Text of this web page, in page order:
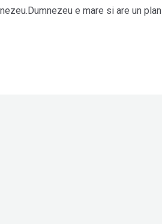
e mare si are un plan